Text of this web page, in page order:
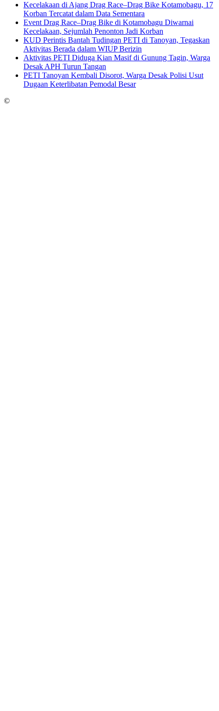
Kecelakaan di Ajang Drag Race–Drag Bike Kotamobagu, 17
Korban Tercatat dalam Data Sementara
Event Drag Race–Drag Bike di Kotamobagu Diwarnai
Kecelakaan, Sejumlah Penonton Jadi Korban
KUD Perintis Bantah Tudingan PETI di Tanoyan, Tegaskan
Aktivitas Berada dalam WIUP Berizin
Aktivitas PETI Diduga Kian Masif di Gunung Tagin, Warga
Desak APH Turun Tangan
PETI Tanoyan Kembali Disorot, Warga Desak Polisi Usut
Dugaan Keterlibatan Pemodal Besar
©